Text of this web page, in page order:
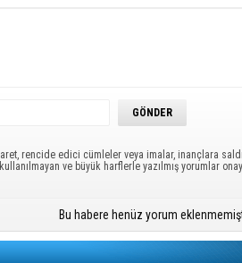
rencide edici cümleler veya imalar, inançlara
ve büyük harflerle yazılmış yorumlar
Bu habere henüz yorum